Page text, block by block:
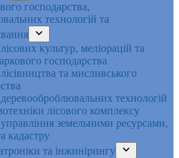
господарства,
технологій та
культур, меліорацій та
господарства
та мисливського
технологій
лісового комплексу
земельними ресурсами,
кадастру
та інжинірингу